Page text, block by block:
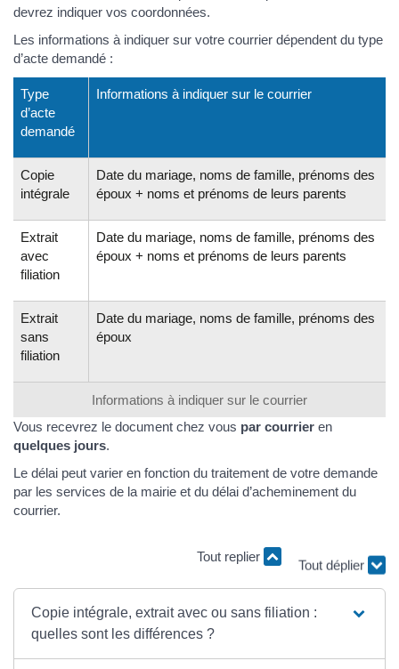
devrez indiquer vos coordonnées.
Les informations à indiquer sur votre courrier dépendent du type
d’acte demandé :
Informations à indiquer sur le courrier
Type
d’acte
demandé
Informations à indiquer sur le courrier
Copie
intégrale
Date du mariage, noms de famille, prénoms des
époux + noms et prénoms de leurs parents
Extrait
avec
filiation
Date du mariage, noms de famille, prénoms des
époux + noms et prénoms de leurs parents
Extrait
sans
filiation
Date du mariage, noms de famille, prénoms des
époux
Vous recevrez le document chez vous par courrier en
quelques jours.
Le délai peut varier en fonction du traitement de votre demande
par les services de la mairie et du délai d’acheminement du
courrier.
Tout replier Tout déplier
Copie intégrale, extrait avec ou sans filiation :
quelles sont les différences ?